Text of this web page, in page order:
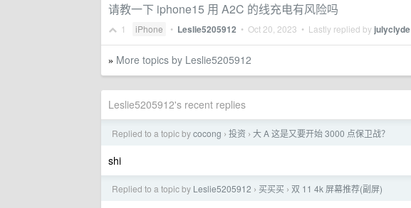
请教一下 iphone15 用 A2C 的线充电有风险吗
1 iPhone • Leslie5205912 • Oct 20, 2023 • Lastly replied by julyclyde
» More topics by Leslie5205912
Leslie5205912's recent replies
Replied to a topic bycocong › 投资 › 大 A 这是又要开始 3000 点保卫战？
shi
Replied to a topic by Leslie5205912 › 买买买 › 双 11 4k 屏幕推荐(副屏)